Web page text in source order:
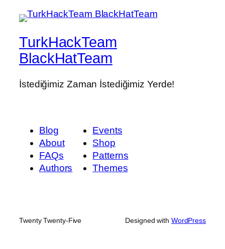
TurkHackTeam
BlackHatTeam
İstediğimiz Zaman İstediğimiz Yerde!
Blog
About
FAQs
Authors
Events
Shop
Patterns
Themes
Twenty Twenty-Five Designed with WordPress